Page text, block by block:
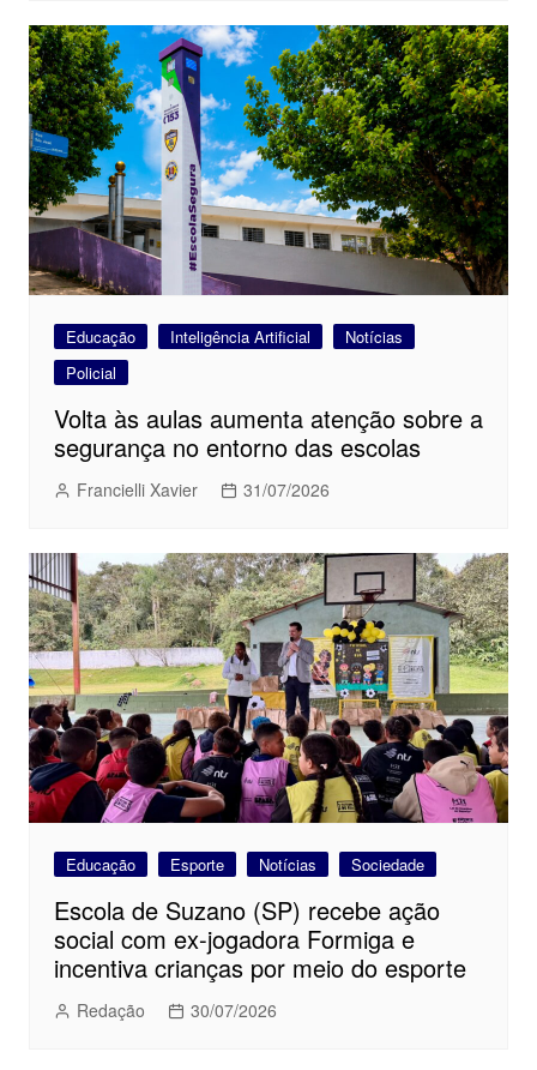
Educação Inteligência Artificial
Notícias
Policial
Volta às aulas aumenta atenção sobre a
segurança no entorno das escolas
Francielli Xavier 31/07/2026
Educação Esporte Notícias Sociedade
Escola de Suzano (SP) recebe ação
social com ex-jogadora Formiga e
incentiva crianças por meio do esporte
Redação 30/07/2026